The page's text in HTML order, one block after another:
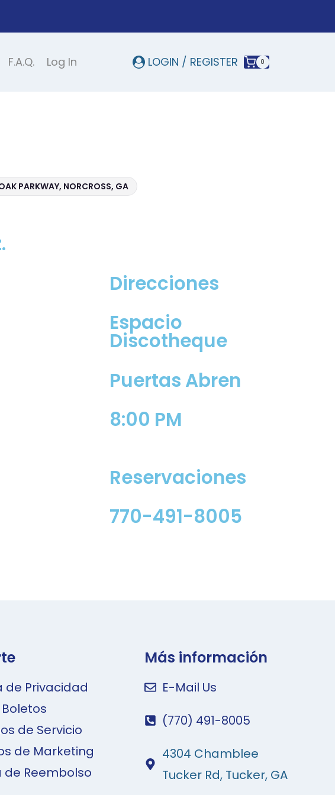
F.A.Q. Log In LOGIN / REGISTER 0
PARKWAY, NORCROSS, GA
Direcciones
Espacio
Discotheque
Puertas Abren
8:00 PM
Reservaciones
770-491-8005
de Privacidad
de Servicio
de Marketing
de Reembolso
Más información
E-Mail Us
(770) 491-8005
4304 Chamblee
Tucker Rd, Tucker, GA